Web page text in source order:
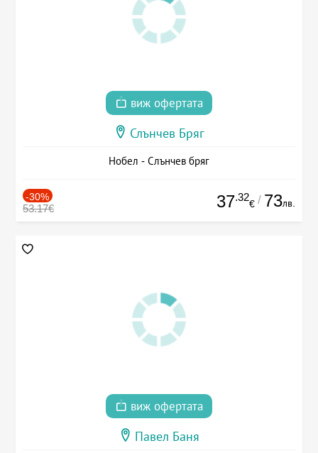
виж офертата
Слънчев Бряг
Нобел - Слънчев бряг
-30%
53.17€ 37.32
€ / 73лв.
виж офертата
Павел Баня